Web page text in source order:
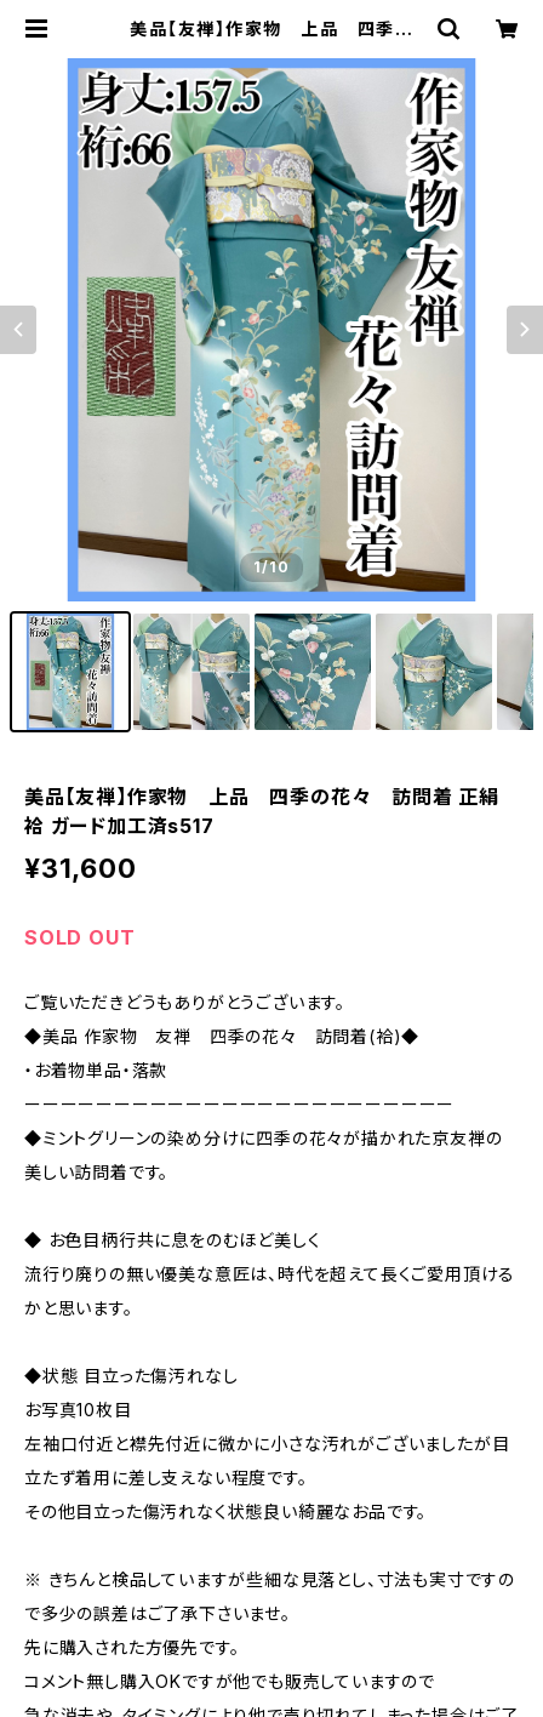
美品【友禅】作家物 上品 四季の
517 | 着物 夢美月
1/10
美品【友禅】作家物 上品 四季の花々 訪問着 正絹
袷 ガード加工済s517
¥31,600
SOLD OUT
ご覧いただきどうもありがとうございます。
◆美品 作家物 友禅 四季の花々 訪問着(袷)◆
・お着物単品・落款
ーーーーーーーーーーーーーーーーーーーーーーーー
◆ミントグリーンの染め分けに四季の花々が描かれた京友禅の
美しい訪問着です。
◆ お色目柄行共に息をのむほど美しく
流行り廃りの無い優美な意匠は、時代を超えて長くご愛用頂ける
かと思います。
◆状態 目立った傷汚れなし
お写真10枚目
左袖口付近と襟先付近に微かに小さな汚れがございましたが目
立たず着用に差し支えない程度です。
その他目立った傷汚れなく状態良い綺麗なお品です。
※ きちんと検品していますが些細な見落とし、寸法も実寸ですの
で多少の誤差はご了承下さいませ。
先に購入された方優先です。
コメント無し購入OKですが他でも販売していますので